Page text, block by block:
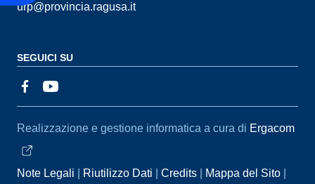
urp@provincia.ragusa.it
SEGUICI SU
Sezione Link Utili
Realizzazione e gestione informatica a cura di Ergacom
Note Legali Riutilizzo Dati Credits Mappa del Sito